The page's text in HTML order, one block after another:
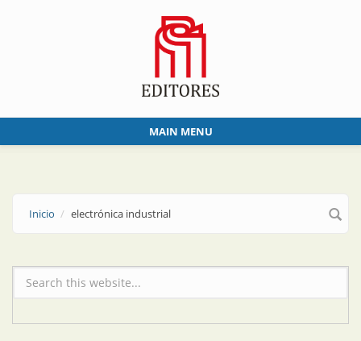
MAIN MENU
Inicio electrónica industrial
Formulario de búsqueda